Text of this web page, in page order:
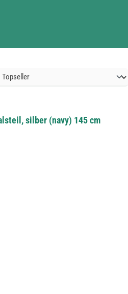
silber (navy) 145 cm
zu erhöhen oder zu reduzieren.